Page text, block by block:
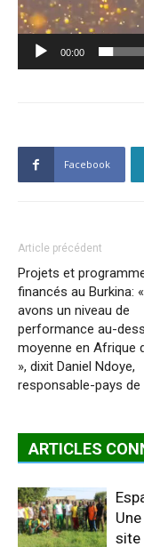
00:00
Facebook
Article précédent
Projets et
financés au Burkina:
avons un niveau de
performance au-
moyenne en Afrique
», dixit Daniel Ndoye,
responsable-pays de
ARTICLES
site